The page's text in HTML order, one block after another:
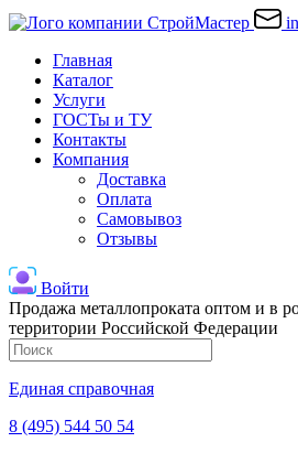
Главная
Каталог
Услуги
ГОСТы и ТУ
Контакты
Компания
Доставка
Оплата
Самовывоз
Отзывы
Войти
Продажа металлопроката оптом и в
территории Российской Федерации
Единая справочная
8 (495) 544 50 54